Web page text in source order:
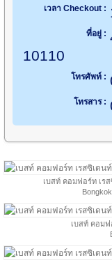
เวลา Checkout :
ที่อยู่ :
10110
โทรศัพท์ :
โทรสาร :
เบสท์ คอมฟอร์ท เรส
Bongkok
เบสท์ คอมฟ